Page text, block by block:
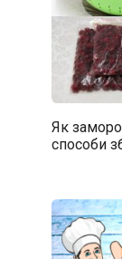
Як
способи